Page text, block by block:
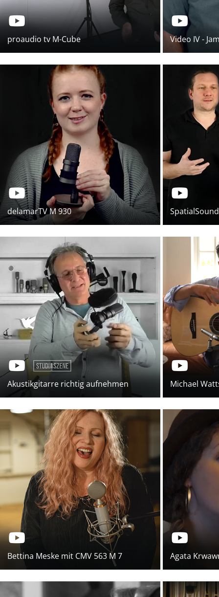
proaudio tv M-Cube Video IV -
delamarTV M 930
Akustikgitarre richtig aufnehmen Michael
Bettina Meske mit CMV 563 M 7 Agata